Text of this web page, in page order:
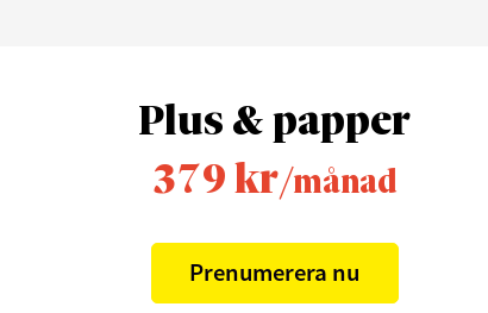
Plus & papper
379 kr/månad
Prenumerera nu